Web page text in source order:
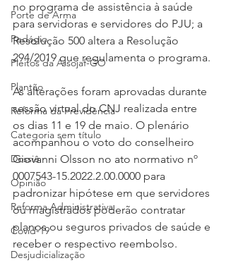
Porte de Arma
Pedágio
Pleitos da Assojaf-GO
Plantão
Reforma da Previdência
Categoria sem título
Dossiê
Opinião
Reforma Administrativa
Covid-19
Desjudicialização
no programa de assistência à saúde
para servidoras e servidores do PJU; a
Resolução 500 altera a Resolução
294/2019 que regulamenta o programa.
As alterações foram aprovadas durante
sessão virtual do CNJ realizada entre
os dias 11 e 19 de maio. O plenário
acompanhou o voto do conselheiro
Giovanni Olsson no ato normativo nº
0007543-15.2022.2.00.0000 para
padronizar hipótese em que servidores
ou magistrados poderão contratar
planos ou seguros privados de saúde e
receber o respectivo reembolso.